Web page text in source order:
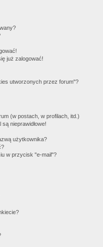
już zalogować!
utworzonych przez forum"?
(w postach, w profilach, itd.)
nieprawidłowe!
użytkownika?
w przycisk "e-mail"?